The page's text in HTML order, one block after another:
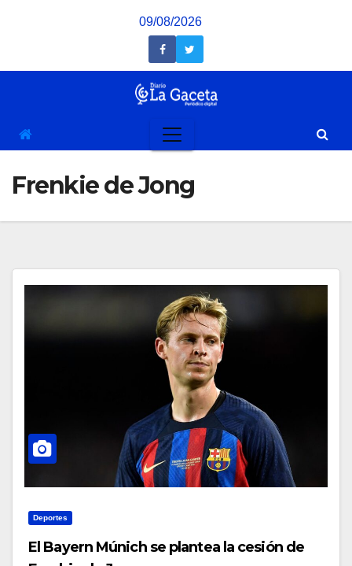
09/08/2026
Frenkie de Jong
Deportes
El Bayern Múnich se plantea la cesión de